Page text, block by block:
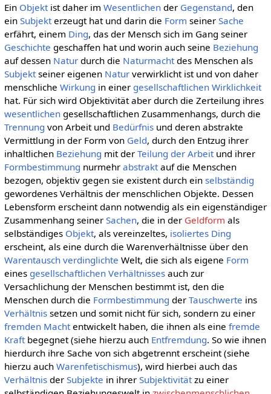
Ein Objektist daher im Wesentlichender Gegenstand, den
ein Subjekterzeugt hat und darin die Form seiner Sache
erfährt, einem Ding, das der Mensch sich im Gang seiner
Geschichte geschaffen hat und worin auch seine Beziehung
auf dessen Naturdurch die Naturmachtdes Menschen als
Subjektseiner eigenen Naturverwirklicht ist und von daher
menschliche Wirkung in einer gesellschaftlichen Wirklichkeit
hat. Für sich wird Objektivität aber durch die Zerteilung ihres
wesentlichengesellschaftlichen Zusammenhangs, durch die
Trennung von Arbeit und Bedürfnisund deren abstrakte
Vermittlung in der Form von Geld, durch den Entzug ihrer
inhaltlichen Beziehung mit der Teilung der Arbeitund ihrer
Formbestimmung nurmehr abstraktauf die Menschen
bezogen, objektiv gegen sie existent durch ein selbständig
gewordenes Verhältnis der menschlichen Objekte. Dessen
Lebensform erscheint dann notwendig als ein eigenständiger
Zusammenhang seiner Sachen, die in der Geldform als
selbständiges Objekt, als vereinzeltes, isoliertes Ding
erscheint, als eine durch die Warenverhältnisse über den
Warentausch verdinglichte Welt, die sich als eigene Form
eines gesellschaftlichen Verhältnissesauch zur
Versachlichung der Menschen bestimmt ist, den die
Menschen durch die Formbestimmung der Tauschwerte ins
Verhältnissetzen und somit nicht für sich, sondern zu einer
fremden Machtentwickelt haben, die ihnen als eine fremde
Kraftbegegnet (siehe hierzu auch Entfremdung. So wie ihnen
hierdurch ihre Sache von sich abgetrennt erscheint (siehe
hierzu auch Warenfetischismus), wird hierbei auch das
Verhältnisder Subjekte in ihrer Subjektivitätzu einer